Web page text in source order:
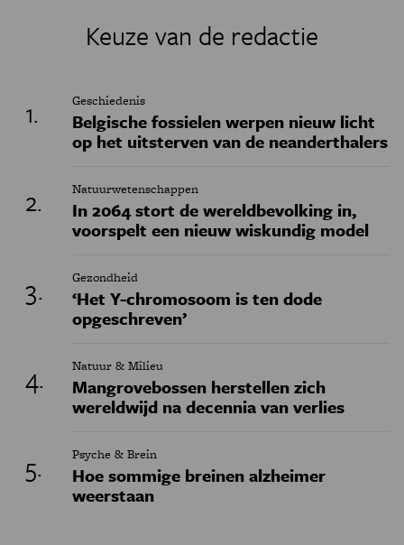
Keuze van de redactie
Geschiedenis
Belgische fossielen werpen nieuw licht
op het uitsterven van de neanderthalers
Natuurwetenschappen
In 2064 stort de wereldbevolking in,
voorspelt een nieuw wiskundig model
Gezondheid
‘Het Y-chromosoom is ten dode
opgeschreven’
Natuur & Milieu
Mangrovebossen herstellen zich
wereldwijd na decennia van verlies
Psyche & Brein
Hoe sommige breinen alzheimer
weerstaan